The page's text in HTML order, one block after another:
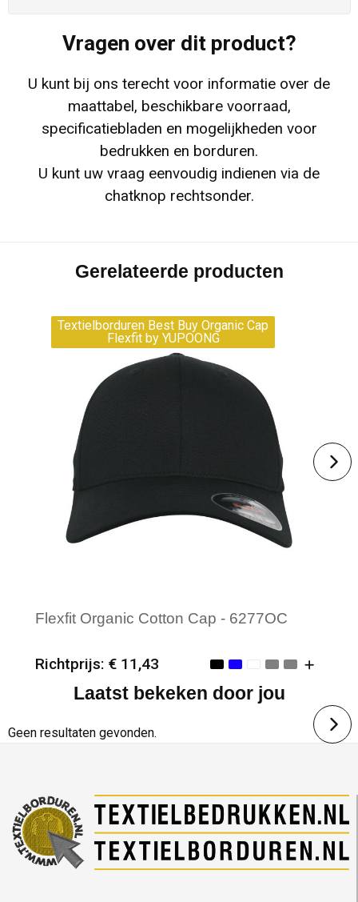
Vragen over dit product?
U kunt bij ons terecht voor informatie over de
maattabel, beschikbare voorraad,
specificatiebladen en mogelijkheden voor
bedrukken en borduren.
U kunt uw vraag eenvoudig indienen via de
chatknop rechtsonder.
Gerelateerde producten
Textielborduren Best Buy Organic Cap
Flexfit by YUPOONG
Flexfit Organic Cotton Cap - 6277OC
Richtprijs: € 11,43
Minimale afname: 25
Laatst bekeken door jou
Geen resultaten gevonden.